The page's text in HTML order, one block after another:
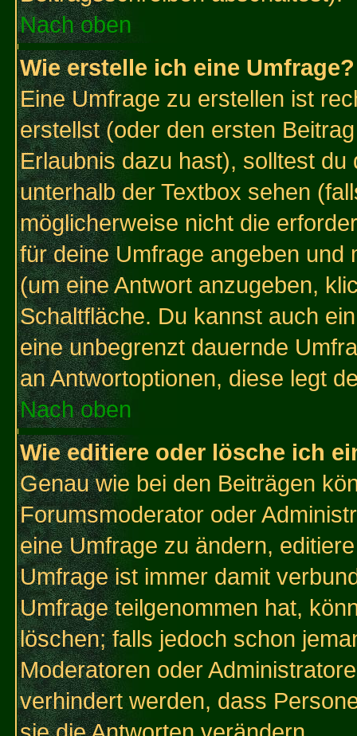
Nach oben
Wie erstelle ich eine Umfrage?
Eine Umfrage zu erstellen ist
erstellst (oder den ersten
Erlaubnis dazu hast), solltest
unterhalb der Textbox sehen
möglicherweise nicht die
für deine Umfrage angeben und
(um eine Antwort anzugeben,
Schaltfläche. Du kannst auch
eine unbegrenzt dauernde
an Antwortoptionen, diese legt
Nach oben
Wie editiere oder lösche ich
Genau wie bei den Beiträgen
Forumsmoderator oder
eine Umfrage zu ändern,
Umfrage ist immer damit
Umfrage teilgenommen hat,
löschen; falls jedoch schon
Moderatoren oder
verhindert werden, dass